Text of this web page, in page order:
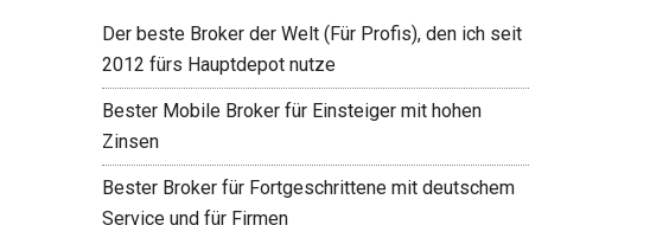
Der beste Broker der Welt (Für Profis), den ich seit
2012 fürs Hauptdepot nutze
Bester Mobile Broker für Einsteiger mit hohen
Zinsen
Bester Broker für Fortgeschrittene mit deutschem
Service und für Firmen